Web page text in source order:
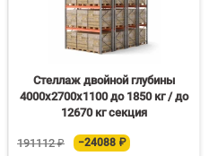
90
Стеллаж двойной глубины
4000х2700х1100 до 1850 кг / до
12670 кг секция
191112 ₽ −24088 ₽